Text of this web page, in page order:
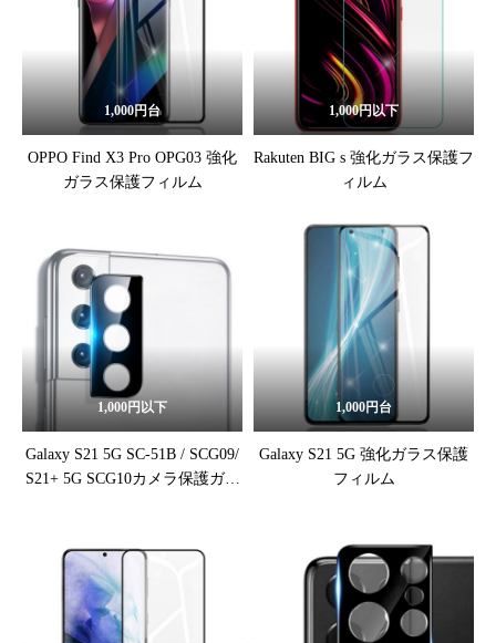
1,000円台
OPPO Find X3 Pro OPG03 強化
ガラス保護フィルム
1,000円以下
Rakuten BIG s 強化ガラス保護フ
ィルム
1,000円以下
Galaxy S21 5G SC-51B / SCG09/
S21+ 5G SCG10カメラ保護ガラ
1,000円台
Galaxy S21 5G 強化ガラス保護
フィルム